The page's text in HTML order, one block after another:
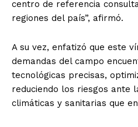
centro de referencia
regiones del país”, afirmó.
A su vez, enfatizó que este
demandas del campo
tecnológicas precisas,
reduciendo los riesgos ante
climáticas y sanitarias que